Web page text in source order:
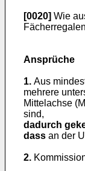
[0020] Wie
Ansprüche
1. Aus
mehrere
Mittelachse
sind,
dadurch
dass an der
2.